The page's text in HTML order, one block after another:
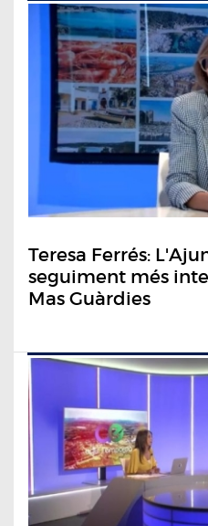
Teresa Ferrés:
seguiment més
Mas Guàrdies